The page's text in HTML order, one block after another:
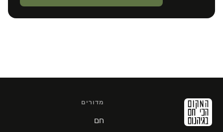
מדורים
חם